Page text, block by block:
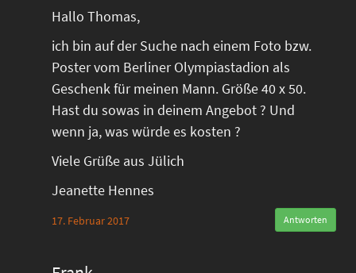
Hallo Thomas,
ich bin auf der Suche nach einem Foto bzw.
Poster vom Berliner Olympiastadion als
Geschenk für meinen Mann. Größe 40 x 50.
Hast du sowas in deinem Angebot ? Und
wenn ja, was würde es kosten ?
Viele Grüße aus Jülich
Jeanette Hennes
17. Februar 2017 Antworten